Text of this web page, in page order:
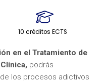
10 créditos ECTS
en el Tratamiento de
podrás
los procesos adictivos